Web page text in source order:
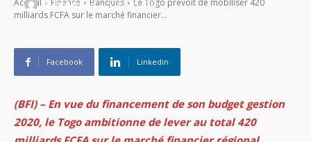
Accueil Finance Banques
Le Togo prévoit de mobiliser 420
milliards FCFA sur le marché financier...
By Rédaction - 5 février 2020
Facebook Linkedin
(BFI) – En vue du financement de son budget gestion
2020, le Togo ambitionne de lever au total 420